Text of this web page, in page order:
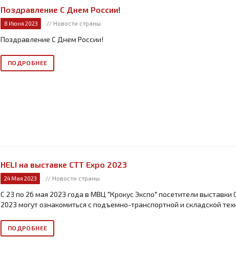
Поздравление С Днем России!
8 Июня 2023 // Новости страны
Поздравление С Днем России!
ПОДРОБНЕЕ
HELI на выставке СТТ Expo 2023
24 Мая 2023 // Новости страны
С 23 по 26 мая 2023 года в МВЦ "Крокус Экспо" посетители выставки
2023 могут ознакомиться с подъемно-транспортной и складской
ПОДРОБНЕЕ